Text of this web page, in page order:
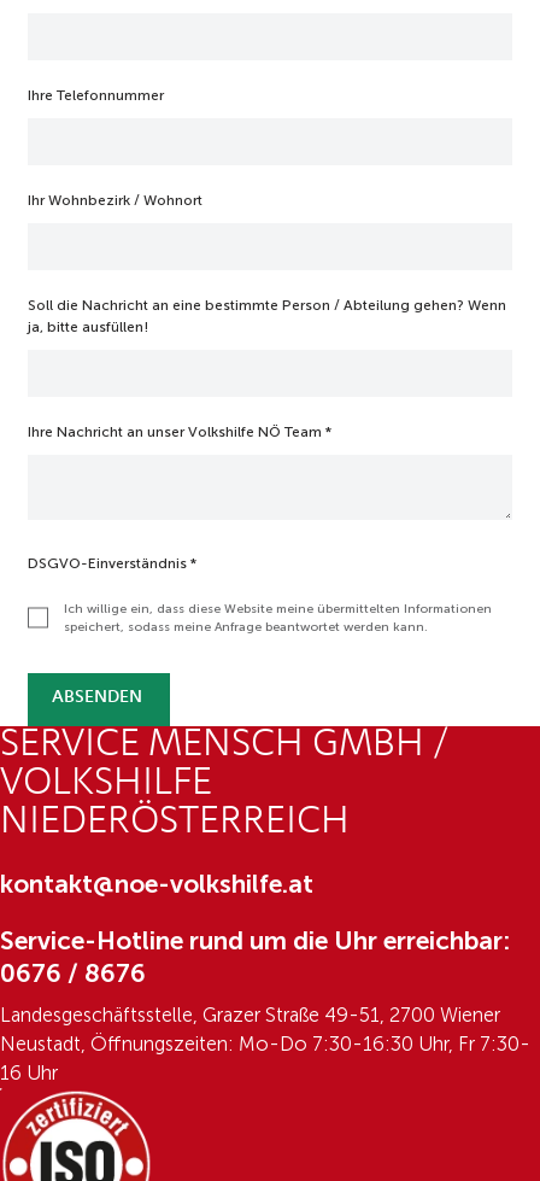
Ihre Telefonnummer
Ihr Wohnbezirk / Wohnort
Soll die Nachricht an eine bestimmte Person / Abteilung gehen? Wenn
ja, bitte ausfüllen!
Ihre Nachricht an unser Volkshilfe NÖ Team *
DSGVO-Einverständnis *
Ich willige ein, dass diese Website meine übermittelten Informationen
speichert, sodass meine Anfrage beantwortet werden kann.
ABSENDEN
SERVICE MENSCH GMBH /
VOLKSHILFE
NIEDERÖSTERREICH
kontakt@noe-volkshilfe.at
Service-Hotline rund um die Uhr erreichbar:
0676 / 8676
Landesgeschäftsstelle, Grazer Straße 49-51, 2700 Wiener
Neustadt, Öffnungszeiten: Mo-Do 7:30-16:30 Uhr, Fr 7:30-
16 Uhr